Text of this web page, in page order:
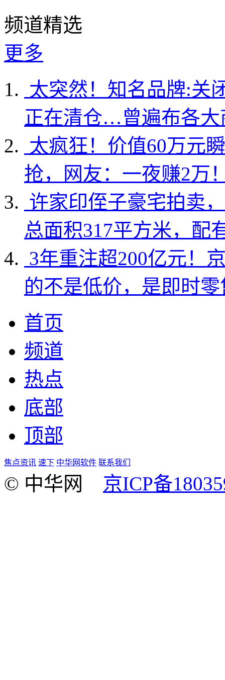
频道精选
更多
太突然！知名品牌:关
正在清仓…曾遍布各大
太疯狂！价值60万元
抢，网友：一夜赚2万
许家印侄子豪宅拍卖
总面积317平方米，配
3年重注超200亿元！
的不是低价，是即时
首页
频道
热点
底部
顶部
焦点资讯 速下 中华网软件 联系我们
© 中华网 京ICP备